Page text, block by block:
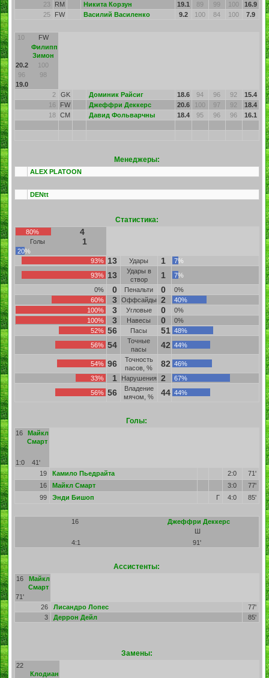
23 RM Никита Корзун 19.1 89 99 100
16.9
25
FW Василий Василенко 9.2 100 84 100 7.9
10
FW
Филипп
Зимон
20.2
100
96
98
19.0
2
GK Доминик Райсиг 18.6 94 96 92
15.4
16
FW Джеффри Деккерс 20.6 100 97 92
18.4
18
CM Давид Фольварчны 18.4 95 96 96 16.1
Менеджеры:
ALEX PLATOON
DENtt
Статистика:
80% 4
Голы 1
20%
93% 13 Удары 1
7%
93% 13
Удары в
створ
1
7%
0%
0 Пенальти 0
0%
60%
3 Оффсайды 2
40%
100%
3 Угловые 0
0%
100%
3 Навесы 0
0%
52% 56 Пасы 51 48%
56% 54
Точные
пасы
42 44%
54% 96
Точность
пасов, %
82 46%
33%
1 Нарушения 2
67%
56% 56
Владение
мячом, %
44 44%
Голы:
16
Майкл
Смарт
1:0
41'
19
Камило Пьедрайта 2:0
71'
16
Майкл Смарт 3:0
77'
99
Энди Бишоп Г 4:0 85'
16
Джеффри Деккерс
Ш
4:1
91'
Ассистенты:
16
Майкл
Смарт
71'
26
Лисандро Лопес
77'
3
Деррон Дейл 85'
Замены:
22
Клодиан